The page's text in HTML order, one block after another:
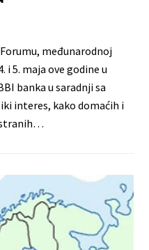
Forumu, međunarodnoj
5. maja ove godine u
banka u saradnji sa
interes, kako domaćih i